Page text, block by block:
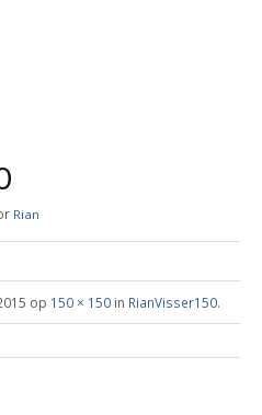
Rian
op 150 × 150in RianVisser150.